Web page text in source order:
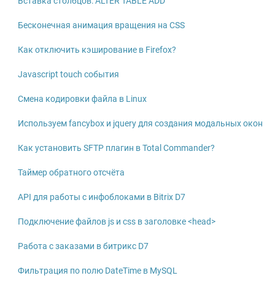
Бесконечная анимация вращения на CSS
Как отключить кэширование в Firefox?
Javascript touch события
Смена кодировки файла в Linux
Используем fancybox и jquery для создания модальных окон
Как установить SFTP плагин в Total Commander?
Таймер обратного отсчёта
API для работы с инфоблоками в Bitrix D7
Подключение файлов js и css в заголовке <head>
Работа с заказами в битрикс D7
Фильтрация по полю DateTime в MySQL